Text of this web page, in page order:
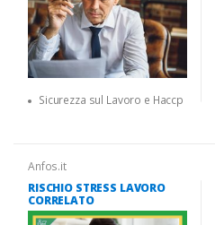
Sicurezza sul Lavoro e Haccp
Anfos.it
RISCHIO STRESS LAVORO
CORRELATO